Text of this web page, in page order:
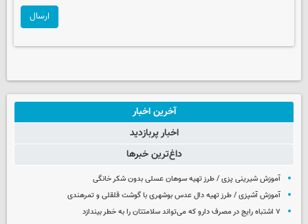
ارسال
آخرین اخبار
اخبار پربازدید
داغ‌ترین خبرها
آموزش شیرینی پزی / طرز تهیه سوهان عسلی بدون شکر خانگی
آموزش آشپزی / طرز تهیه دال عدس بوشهری با گوشت قلقلی و تمرهندی
۷ اشتباه رایج در مصرف دارو که می‌تواند سلامتتان را به خطر بیندازد